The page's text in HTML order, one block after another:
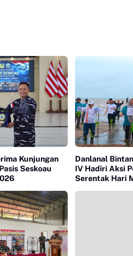
Kunjungan
Seskoau
Danlanal
IV Hadiri Aksi
Serentak Hari